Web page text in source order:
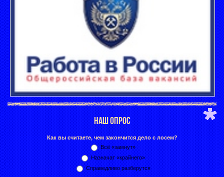
НАШ ОПРОС
Как вы считаете, чем закончится дело с лосем?
Всё «замнут»
Назначат «крайнего»
Справедливо разберутся